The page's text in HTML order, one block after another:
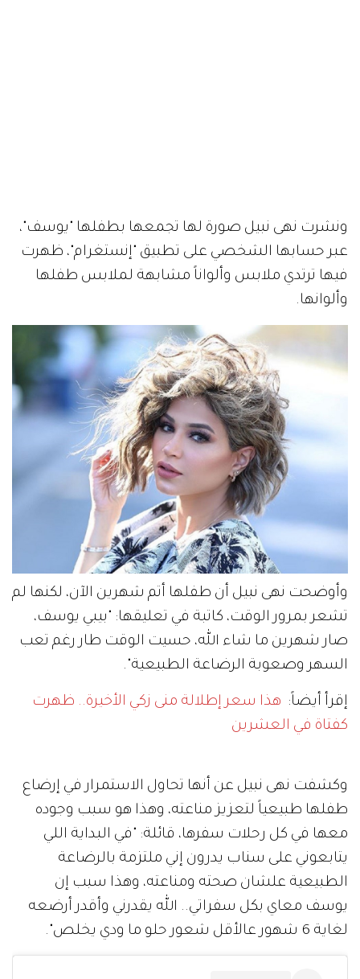
ونشرت نهى نبيل صورة لها تجمعها بطفلها "يوسف"،
عبر حسابها الشخصي على تطبيق "إنستغرام"، ظهرت
فيها ترتدي ملابس وألواناً مشابهة لملابس طفلها
وألوانها.
وأوضحت نهى نبيل أن طفلها أتم شهرين الآن، لكنها لم
تشعر بمرور الوقت، كاتبة في تعليقها: "بيبي يوسف،
صار شهرين ما شاء الله، حسيت الوقت طار رغم تعب
السهر وصعوبة الرضاعة الطبيعية".
إقرأ أيضاً: هذا سعر إطلالة منى زكي الأخيرة.. ظهرت
كفتاة في العشرين
وكشفت نهى نبيل عن أنها تحاول الاستمرار في إرضاع
طفلها طبيعياً لتعزيز مناعته، وهذا هو سبب وجوده
معها في كل رحلات سفرها، قائلة: "في البداية اللي
يتابعوني على سناب يدرون إني ملتزمة بالرضاعة
الطبيعية علشان صحته ومناعته، وهذا سبب إن
يوسف معاي بكل سفراتي.. الله يقدرني وأقدر أرضعه
لغاية 6 شهور عالأقل شعور حلو ما ودي يخلص".